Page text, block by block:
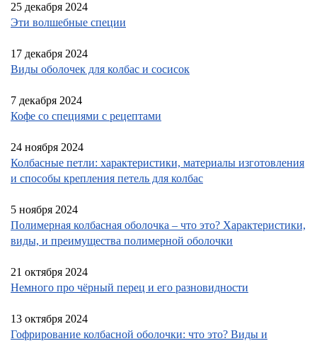
25 декабря 2024
Эти волшебные специи
17 декабря 2024
Виды оболочек для колбас и сосисок
7 декабря 2024
Кофе со специями с рецептами
24 ноября 2024
Колбасные петли: характеристики, материалы изготовления
и способы крепления петель для колбас
5 ноября 2024
Полимерная колбасная оболочка – что это? Характеристики,
виды, и преимущества полимерной оболочки
21 октября 2024
Немного про чёрный перец и его разновидности
13 октября 2024
Гофрирование колбасной оболочки: что это? Виды и